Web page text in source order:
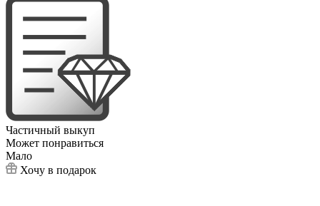
Частичный выкуп
Может понравиться
Мало
Хочу в подарок